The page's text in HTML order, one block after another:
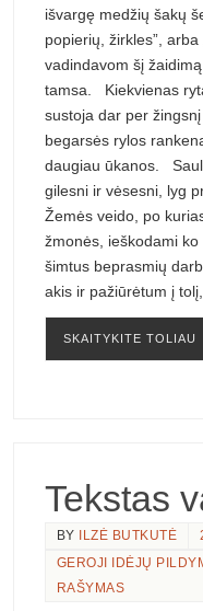
išvargę medžių šakų
popierių, žirkles”, arba
vadindavom šį
tamsa. Kiekvienas
sustoja dar per
begarsės rylos
daugiau ūkanos.
gilesni ir vėsesni, lyg
Žemės veido, po
žmonės, ieškodami
šimtus beprasmių
akis ir pažiūrėtum į
SKAITYKITE TOLIAU
Tekstas
BY ILZĖ BUTKUTĖ
GEROJI IDĖJŲ
RAŠYMAS